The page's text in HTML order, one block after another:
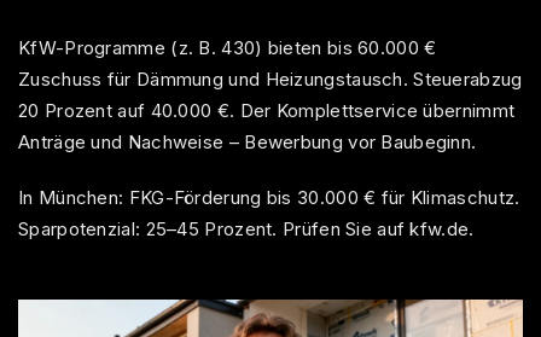
KfW-Programme (z. B. 430) bieten bis 60.000 €
Zuschuss für Dämmung und Heizungstausch. Steuerabzug
20 Prozent auf 40.000 €. Der Komplettservice übernimmt
Anträge und Nachweise – Bewerbung vor Baubeginn.
In München: FKG-Förderung bis 30.000 € für Klimaschutz.
Sparpotenzial: 25–45 Prozent. Prüfen Sie auf kfw.de.